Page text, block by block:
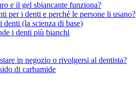
e il gel sbiancante funziona?
per i denti e perché le persone li usano?
(la scienza di base)
i denti più bianchi
in negozio o rivolgersi al dentista?
di carbamide